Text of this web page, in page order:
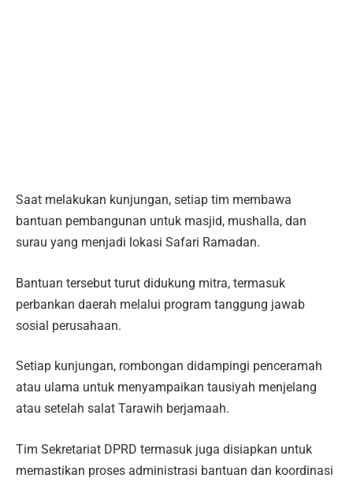
Saat melakukan kunjungan, setiap tim membawa
bantuan pembangunan untuk masjid, mushalla, dan
surau yang menjadi lokasi Safari Ramadan.
Bantuan tersebut turut didukung mitra, termasuk
perbankan daerah melalui program tanggung jawab
sosial perusahaan.
Setiap kunjungan, rombongan didampingi penceramah
atau ulama untuk menyampaikan tausiyah menjelang
atau setelah salat Tarawih berjamaah.
Tim Sekretariat DPRD termasuk juga disiapkan untuk
memastikan proses administrasi bantuan dan koordinasi